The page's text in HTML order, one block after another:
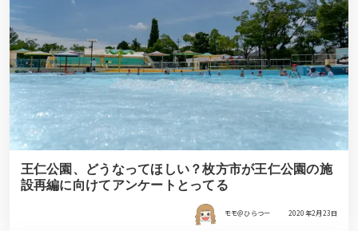
王仁公園、どうなってほしい？枚方市が王仁公園の施
設再編に向けてアンケートとってる
モモ＠ひらつー 2020年2月23日